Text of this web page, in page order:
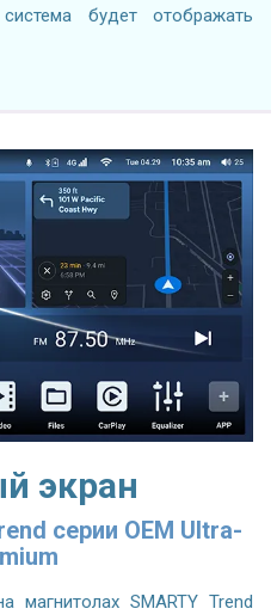
будет отображать
экран
серии OEM Ultra-
магнитолах SMARTY Trend